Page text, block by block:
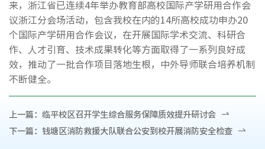
来，浙江省已连续4年举办教育部高校国际产学研用合作会
议浙江分会场活动，包含我校在内的14所高校成功申办20
个国际产学研用合作会议，在开展国际学术交流、科研合
作、人才引育、技术成果转化等方面取得了一系列良好成
效，推动了一批合作项目落地生根，中外导师联合培养机制
不断健全。
上一篇： 临平校区召开学生综合服务保障质效提升研讨会
下一篇： 钱塘区消防救援大队联合公安到校开展消防安全检查